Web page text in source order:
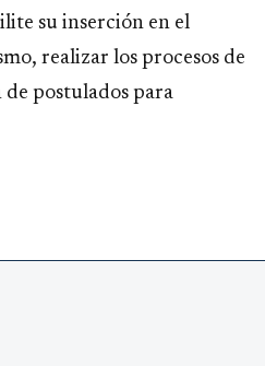
su inserción en el
realizar los procesos de
postulados para